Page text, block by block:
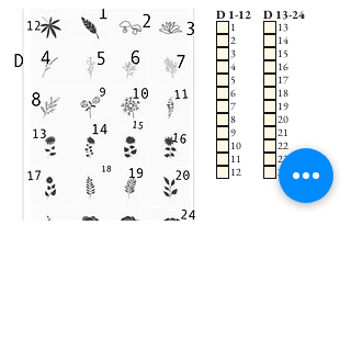
D 1-12
1
2
3
4
5
6
7
8
9
10
11
12
D 13-24
13
14
15
16
17
18
19
20
21
22
23
24